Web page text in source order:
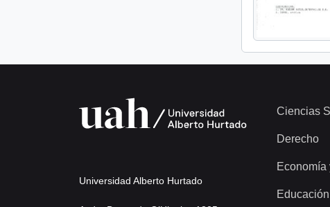
Universidad Alberto Hurtado
Ciencias
Derecho
Economía
Educación